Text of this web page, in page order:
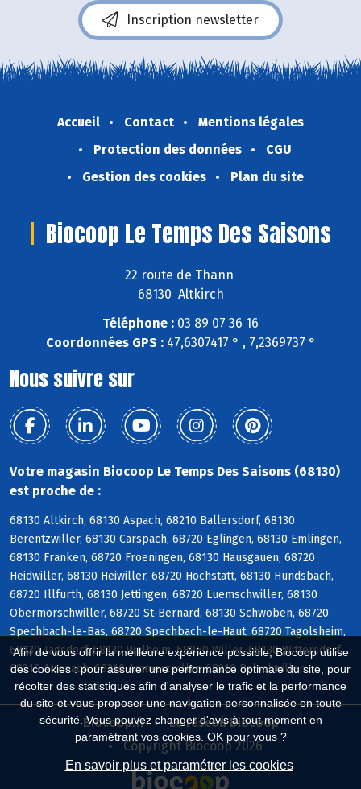
Afin de vous offrir la meilleure expérience possible, Biocoop utilise
des cookies : pour assurer une performance optimale du site, pour
récolter des statistiques afin d'analyser le trafic et la performance
du site et vous proposer une navigation personnalisée en toute
sécurité. Vous pouvez changer d'avis à tout moment en
paramétrant vos cookies. OK pour vous ?
En savoir plus et paramétrer les cookies
Inscription newsletter
Accueil Contact
Mentions légales
Protection des données
CGU
Gestion des cookies
Plan du site
Biocoop Le Temps Des Saisons
22 route de Thann
68130 Altkirch
Téléphone : 03 89 07 36 16
Coordonnées GPS :47,6307417 ° , 7,2369737 °
Nous suivre sur
Votre magasin Biocoop Le Temps Des Saisons (68130)
est proche de :
68130 Altkirch, 68130 Aspach, 68210 Ballersdorf, 68130
Berentzwiller, 68130 Carspach, 68720 Eglingen, 68130 Emlingen,
68130 Franken, 68720 Froeningen, 68130 Hausgauen, 68720
Heidwiller, 68130 Heiwiller, 68720 Hochstatt, 68130 Hundsbach,
68720 Illfurth, 68130 Jettingen, 68720 Luemschwiller, 68130
Obermorschwiller, 68720 St-Bernard, 68130 Schwoben, 68720
Spechbach-le-Bas, 68720 Spechbach-le-Haut, 68720 Tagolsheim,
68130 Tagsdorf, 68130 Walheim, 68960 Willer, 68130 Wittersdorf,
68210 Altenach, 68210 Ammerzwiller, 68210 Balschwiller
Biocoop.fr
Le réseau Biocoop
Copyright Biocoop 2026